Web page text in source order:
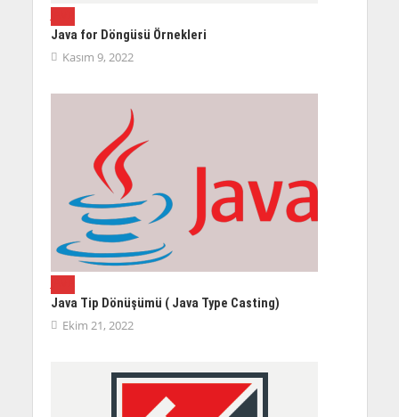
Java for Döngüsü Örnekleri
Kasım 9, 2022
Java Tip Dönüşümü ( Java Type Casting)
Ekim 21, 2022